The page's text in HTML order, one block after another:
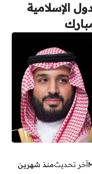
الإسلامية
آخر تحديثمنذ شهرين